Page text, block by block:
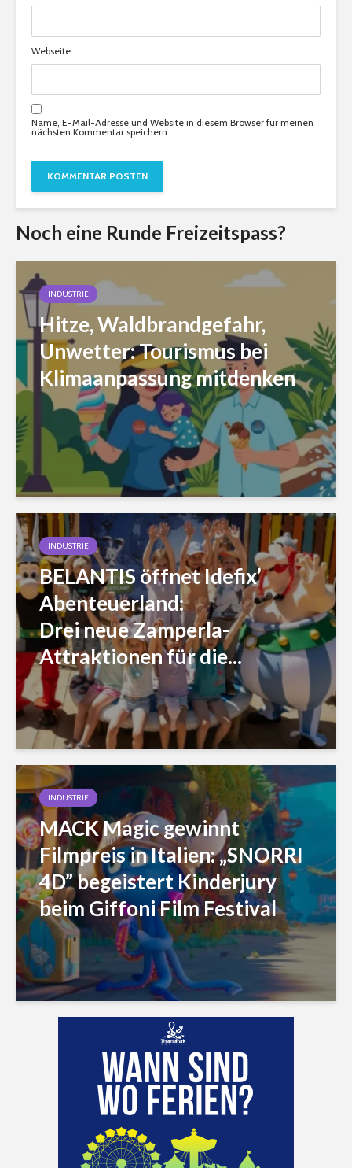
Webseite
Name, E-Mail-Adresse und Website in diesem Browser für meinen
nächsten Kommentar speichern.
Noch eine Runde Freizeitspass?
INDUSTRIE
Hitze, Waldbrandgefahr,
Unwetter: Tourismus bei
Klimaanpassung mitdenken
INDUSTRIE
BELANTIS öffnet Idefix’
Abenteuerland:
Drei neue Zamperla-
Attraktionen für die...
INDUSTRIE
MACK Magic gewinnt
Filmpreis in Italien: „SNORRI
4D” begeistert Kinderjury
beim Giffoni Film Festival